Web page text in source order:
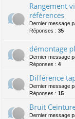
Rangement
références
Dernier message
Réponses : 35
démontage
Dernier message
Réponses : 4
Différence
Dernier message
Réponses : 15
Bruit
Dernier message